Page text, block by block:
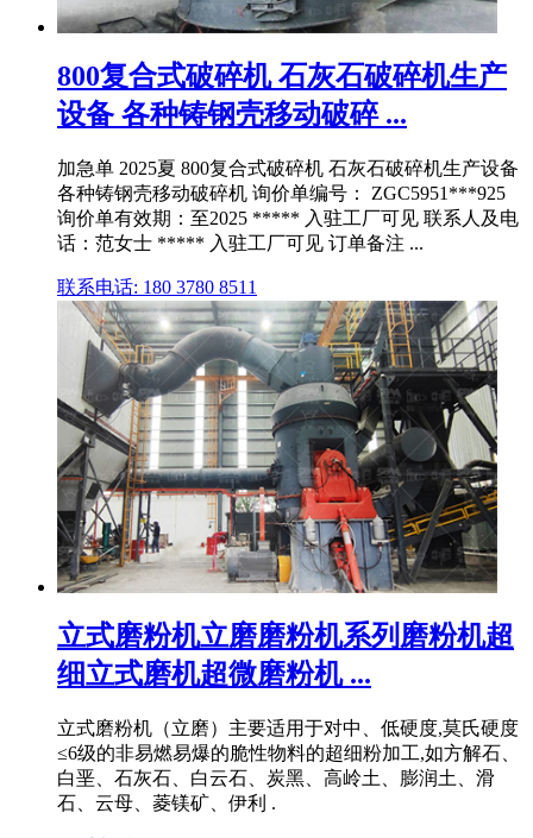
800复合式破碎机 石灰石破碎机生产
设备 各种铸钢壳移动破碎 ...
加急单 2025夏 800复合式破碎机 石灰石破碎机生产设备
各种铸钢壳移动破碎机 询价单编号： ZGC5951***925
询价单有效期：至2025 ***** 入驻工厂可见 联系人及电
话：范女士 ***** 入驻工厂可见 订单备注 ...
联系电话: 180 3780 8511
立式磨粉机立磨磨粉机系列磨粉机超
细立式磨机超微磨粉机 ...
立式磨粉机（立磨）主要适用于对中、低硬度,莫氏硬度
≤6级的非易燃易爆的脆性物料的超细粉加工,如方解石、
白垩、石灰石、白云石、炭黑、高岭土、膨润土、滑
石、云母、菱镁矿、伊利 .